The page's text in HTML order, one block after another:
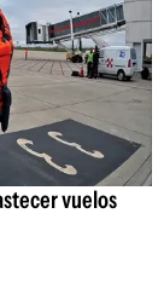
vuelos